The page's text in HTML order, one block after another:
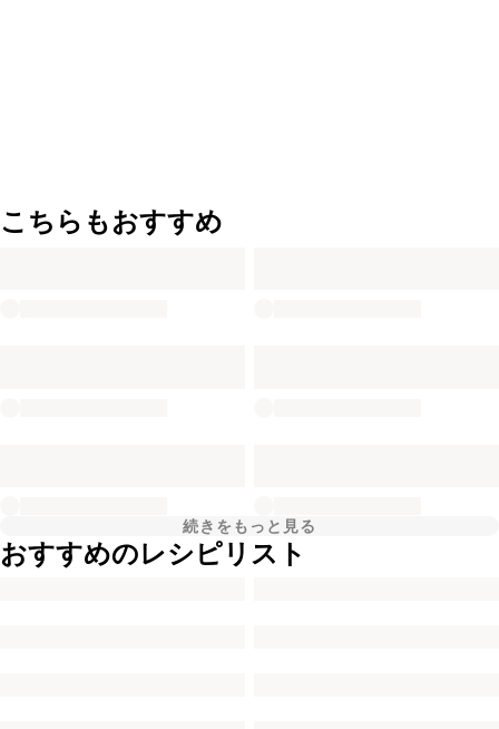
こちらもおすすめ
続きをもっと見る
おすすめのレシピリスト